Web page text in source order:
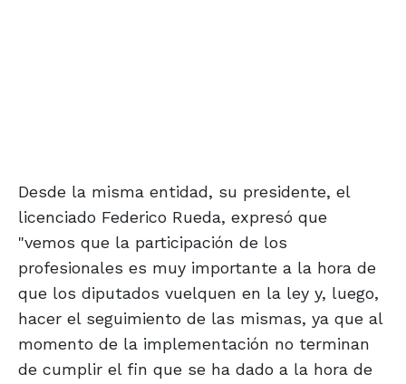
Desde la misma entidad, su presidente, el
licenciado Federico Rueda, expresó que
"vemos que la participación de los
profesionales es muy importante a la hora de
que los diputados vuelquen en la ley y, luego,
hacer el seguimiento de las mismas, ya que al
momento de la implementación no terminan
de cumplir el fin que se ha dado a la hora de